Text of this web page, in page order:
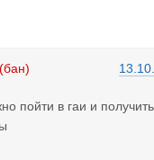
(бан)
пойти в гаи и получить